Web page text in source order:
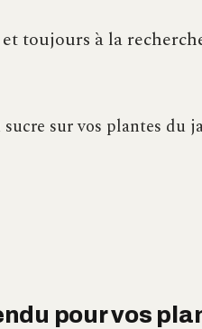
toujours à la
sur vos plantes du
pour vos